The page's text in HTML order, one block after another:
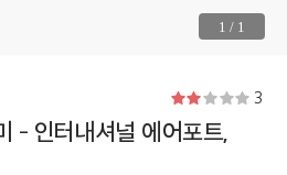
1 / 1
3
- 인터내셔널 에어포트,